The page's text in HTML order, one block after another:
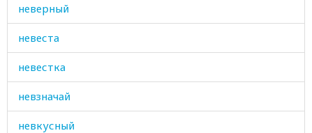
неверный
невеста
невестка
невзначай
невкусный